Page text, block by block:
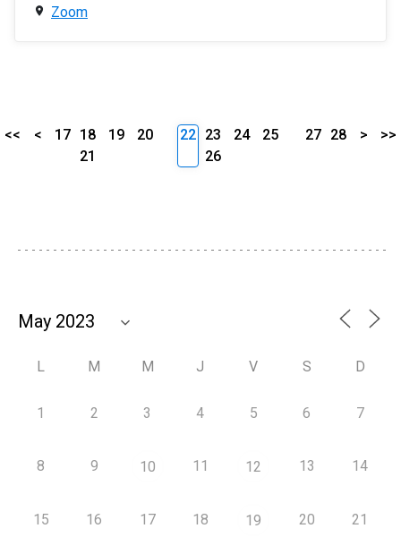
Zoom
<< < 17 18 19
20
21
22 23 24
25
26
27 28 > >>
L M M J V S D
1 2 3 4 5 6 7
8 9 10 11 12 13 14
15 16 17 18 19 20 21